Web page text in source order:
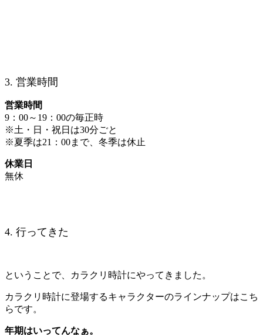
3. 営業時間
営業時間
9：00～19：00の毎正時
※土・日・祝日は30分ごと
※夏季は21：00まで、冬季は休止
休業日
無休
4. 行ってきた
ということで、カラクリ時計にやってきました。
カラクリ時計に登場するキャラクターのラインナップはこち
らです。
年期はいってんなぁ。